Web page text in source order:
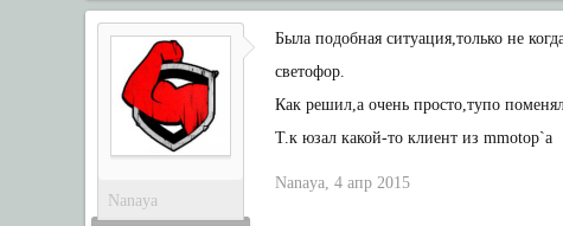
Nanaya
Была подобная ситуация,только не
светофор.
Как решил,а очень просто,тупо
Т.к юзал какой-то клиент из mmotop`a
Nanaya, 4 апр 2015